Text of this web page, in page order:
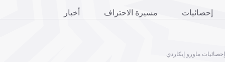
إحصائيات مسيرة الاحتراف أخبار
إحصائيات ماورو إيكاردي